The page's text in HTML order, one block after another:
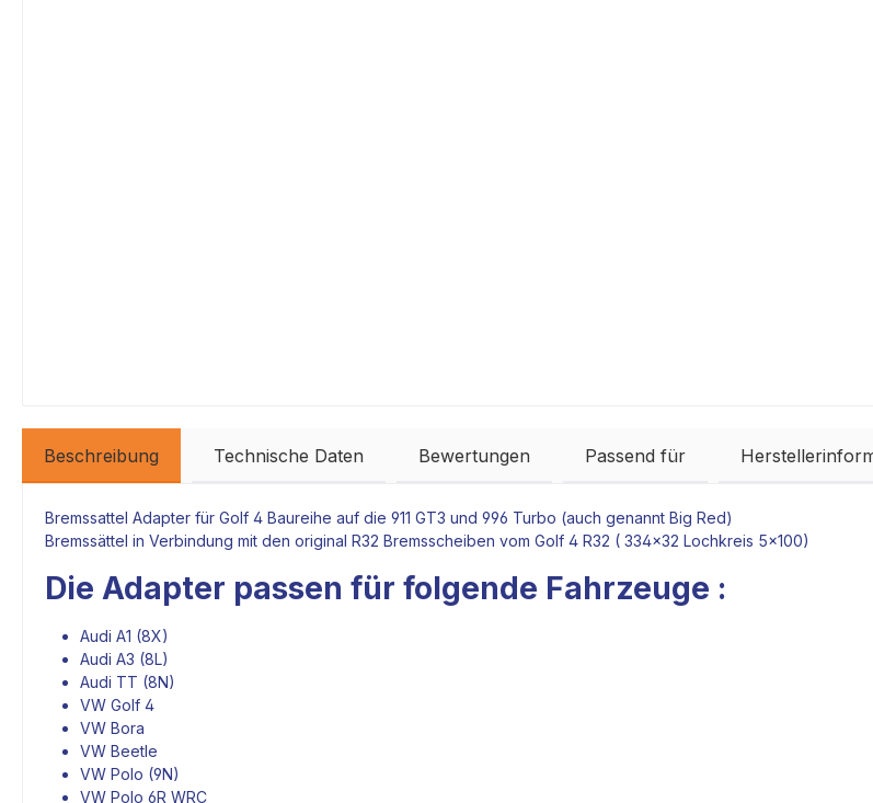
Beschreibung Technische Daten Bewertungen Passend für
Bremssattel Adapter für Golf 4 Baureihe auf die 911 GT3 und 996 Turbo (auch genannt Big Red)
Bremssättel in Verbindung mit den original R32 Bremsscheiben vom Golf 4 R32 ( 334x32 Lochkreis 5x100)
Die Adapter passen für folgende Fahrzeuge :
Audi A1 (8X)
Audi A3 (8L)
Audi TT (8N)
VW Golf 4
VW Bora
VW Beetle
VW Polo (9N)
VW Polo 6R WRC